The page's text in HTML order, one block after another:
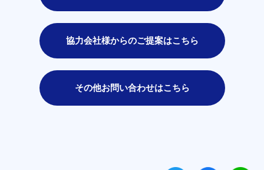
協力会社様からのご提案はこちら
その他お問い合わせはこちら